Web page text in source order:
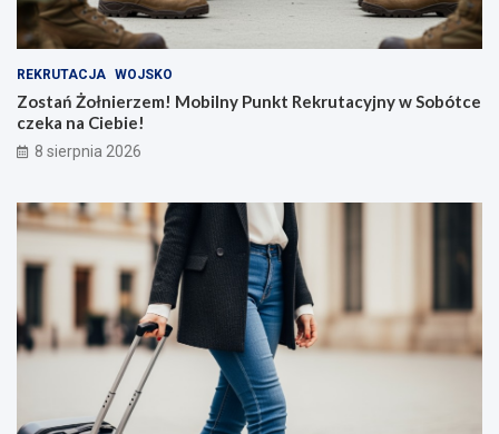
REKRUTACJA WOJSKO
Zostań Żołnierzem! Mobilny Punkt Rekrutacyjny w Sobótce
czeka na Ciebie!
8 sierpnia 2026